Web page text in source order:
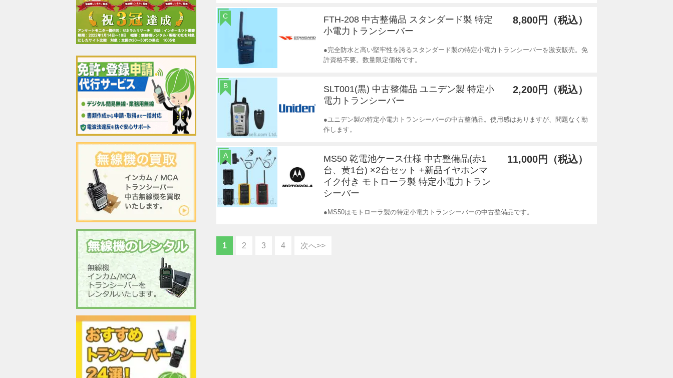
FTH-208 中古整備品 スタンダード製 特定
小電力トランシーバー
8,800円（税込）
●完全防水と高い堅牢性を誇るスタンダード製の特定小電力トランシーバーを激安販売。免
許資格不要。数量限定価格です。
C
SLT001(黒) 中古整備品 ユニデン製 特定小
電力トランシーバー
2,200円（税込）
●ユニデン製の特定小電力トランシーバーの中古整備品。使用感はありますが、問題なく動
作します。
B
MS50 乾電池ケース仕様 中古整備品(赤1
台、黄1台) ×2台セット +新品イヤホンマ
イク付き モトローラ製 特定小電力トラン
シーバー
11,000円（税込）
●MS50はモトローラ製の特定小電力トランシーバーの中古整備品です。
A
1 2 3 4 次へ>>